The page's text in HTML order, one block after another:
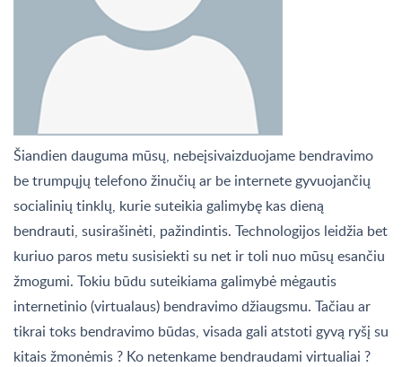
Šiandien dauguma mūsų, nebeįsivaizduojame bendravimo
be trumpųjų telefono žinučių ar be internete gyvuojančių
socialinių tinklų, kurie suteikia galimybę kas dieną
bendrauti, susirašinėti, pažindintis. Technologijos leidžia bet
kuriuo paros metu susisiekti su net ir toli nuo mūsų esančiu
žmogumi. Tokiu būdu suteikiama galimybė mėgautis
internetinio (virtualaus) bendravimo džiaugsmu. Tačiau ar
tikrai toks bendravimo būdas, visada gali atstoti gyvą ryšį su
kitais žmonėmis ? Ko netenkame bendraudami virtualiai ?